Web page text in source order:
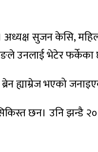
सुजन केसि,
उनलाई भेटेर फर्केका
ह्याम्रेज भएको
छन। उनि झन्डै